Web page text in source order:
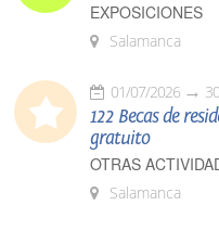
EXPOSICIONES
Salamanca
01/07/2026
122 Becas de
gratuito
OTRAS
Salamanca